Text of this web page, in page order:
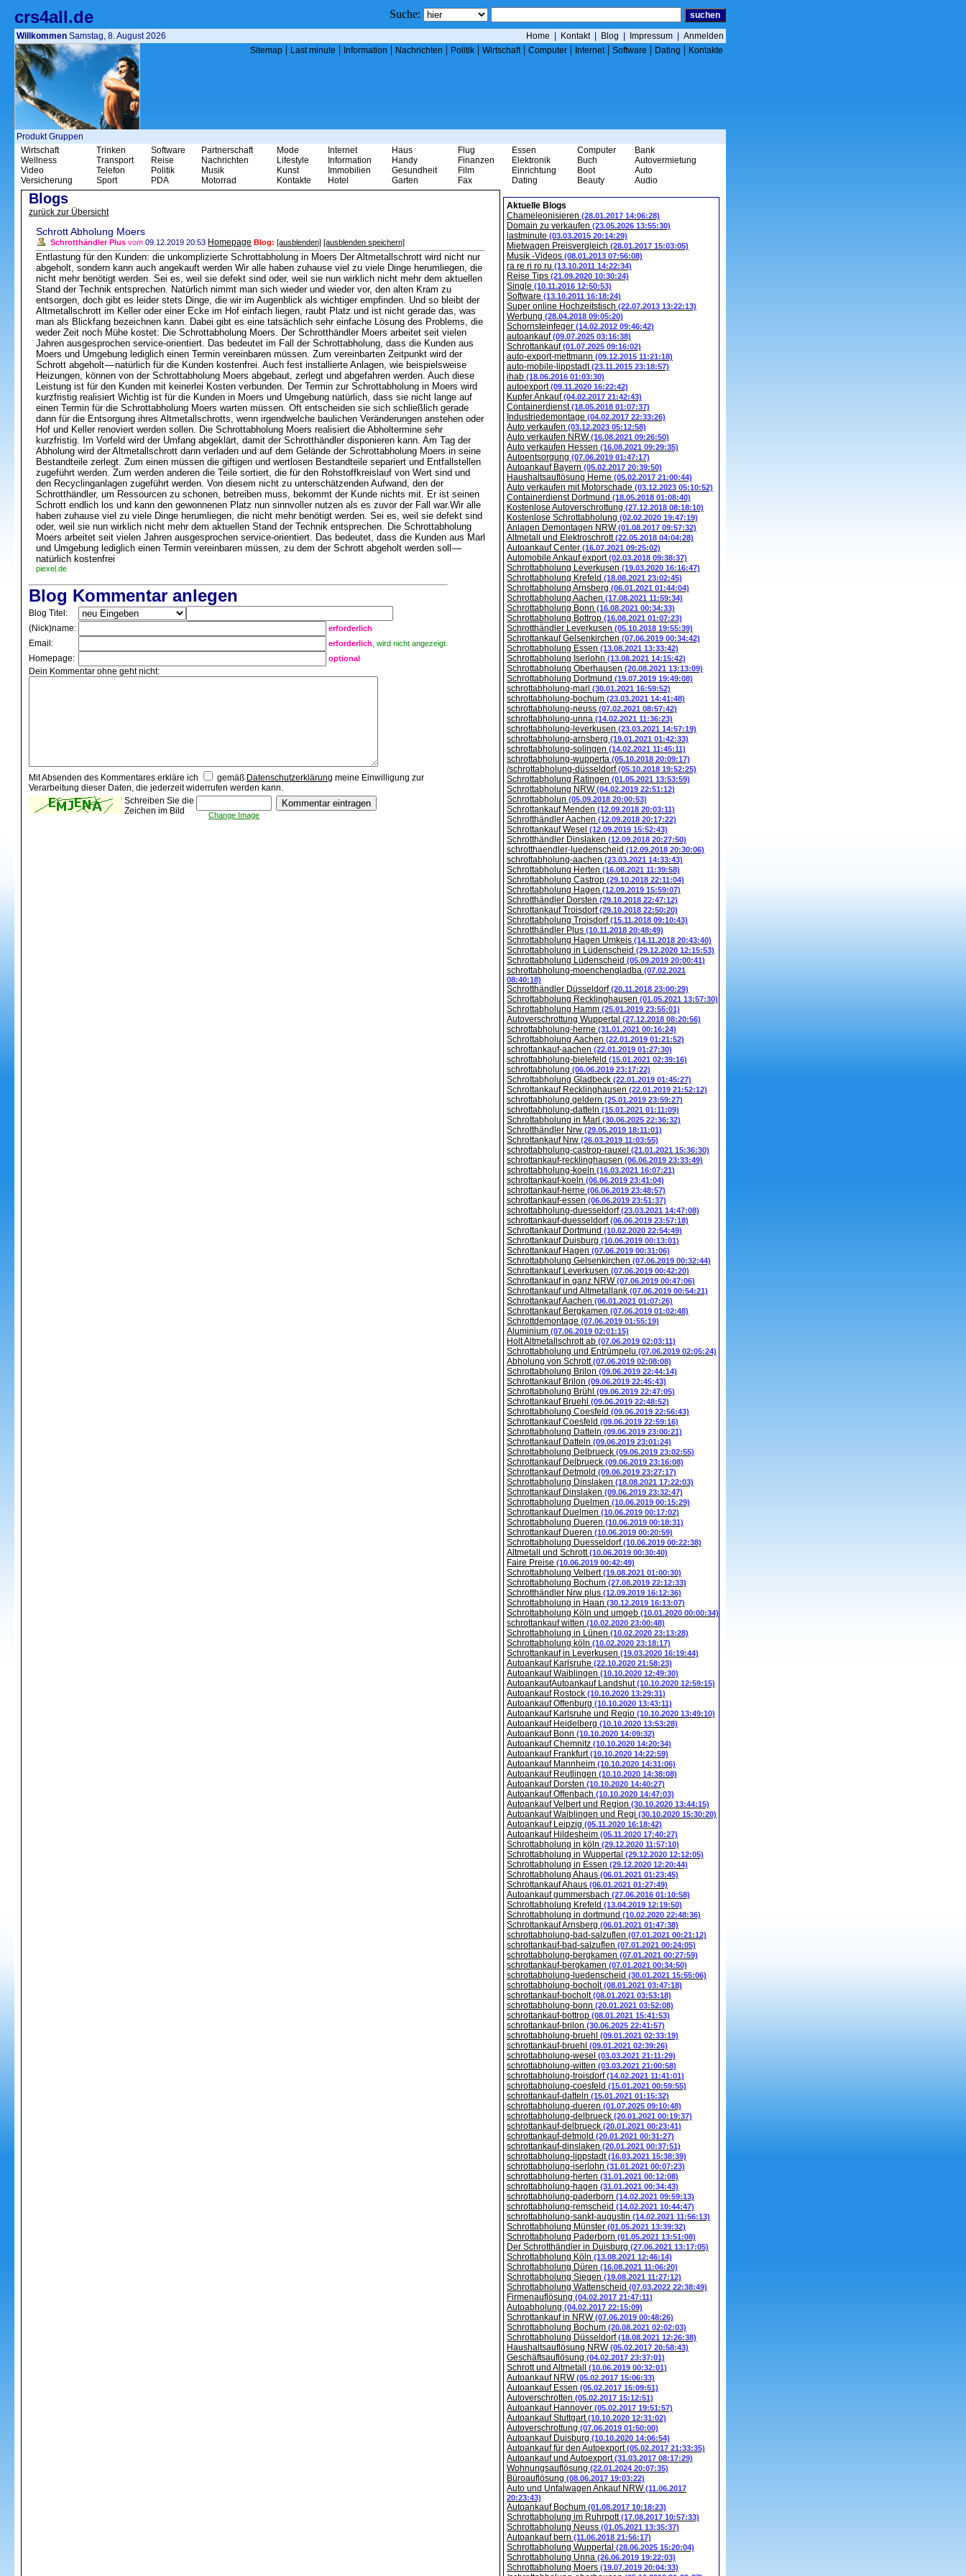
crs4all.de Suche:
Willkommen Samstag, 8. August 2026 Home Kontakt| Blog Impressum
Anmelden
Sitemap | Last minute | Information | Nachrichten | Politik | Wirtschaft| Computer | Internet| Software | Dating | Kontakte
Produkt Gruppen
Wirtschaft
Wellness
Video
Versicherung
Trinken
Transport
Telefon
Sport
Software
Reise
Politik
PDA
Partnerschaft
Nachrichten
Musik
Motorrad
Mode
Lifestyle
Kunst
Kontakte
Internet
Information
Immobilien
Hotel
Haus
Handy
Gesundheit
Garten
Flug
Finanzen
Film
Fax
Essen
Elektronik
Einrichtung
Dating
Computer
Buch
Boot
Beauty
Bank
Autovermietung
Auto
Audio
Blogs
zurück zur Übersicht
Schrott Abholung Moers
Schrotthändler Plus vom 09.12.2019 20:53 Homepage Blog: [ausblenden] [ausblenden speichern]
Entlastung für den Kunden: die unkomplizierte Schrottabholung in Moers Der Altmetallschrott wird nicht nur
abgeholt, sondern kann auch angekauft werden Wir alle haben zuhause viel zu viele Dinge herumliegen, die
nicht mehr benötigt werden. Sei es, weil sie defekt sind oder, weil sie nun wirklich nicht mehr dem aktuellen
Stand der Technik entsprechen. Natürlich nimmt man sich wieder und wieder vor, den alten Kram zu
entsorgen, doch gibt es leider stets Dinge, die wir im Augenblick als wichtiger empfinden. Und so bleibt der
Altmetallschrott im Keller oder einer Ecke im Hof einfach liegen, raubt Platz und ist nicht gerade das, was
man als Blickfang bezeichnen kann. Dabei gibt es eine tatsächlich sehr einfache Lösung des Problems, die
weder Zeit noch Mühe kostet: Die Schrottabholung Moers. Der Schrotthändler Moers arbeitet seit vielen
Jahren ausgesprochen service-orientiert. Das bedeutet im Fall der Schrottabholung, dass die Kunden aus
Moers und Umgebung lediglich einen Termin vereinbaren müssen. Zum vereinbarten Zeitpunkt wird der
Schrott abgeholt — natürlich für die Kunden kostenfrei. Auch fest installierte Anlagen, wie beispielsweise
Heizungen, können von der Schrottabholung Moers abgebaut, zerlegt und abgefahren werden. Auch diese
Leistung ist für den Kunden mit keinerlei Kosten verbunden. Der Termin zur Schrottabholung in Moers wird
kurzfristig realisiert Wichtig ist für die Kunden in Moers und Umgebung natürlich, dass sie nicht lange auf
einen Termin für die Schrottabholung Moers warten müssen. Oft entscheiden sie sich schließlich gerade
dann für die Entsorgung ihres Altmetallschrotts, wenn irgendwelche baulichen Veränderungen anstehen oder
Hof und Keller renoviert werden sollen. Die Schrottabholung Moers realisiert die Abholtermine sehr
kurzfristig. Im Vorfeld wird der Umfang abgeklärt, damit der Schrotthändler disponieren kann. Am Tag der
Abholung wird der Altmetallschrott dann verladen und auf dem Gelände der Schrottabholung Moers in seine
Bestandteile zerlegt. Zum einen müssen die giftigen und wertlosen Bestandteile separiert und Entfallstellen
zugeführt werden. Zum werden anderen die Teile sortiert, die für den Rohstoffkreislauf von Wert sind und
den Recyclinganlagen zugeführt werden. Von diesem nicht zu unterschätzenden Aufwand, den der
Schrotthändler, um Ressourcen zu schonen, betreiben muss, bekommt der Kunde nichts mit. Er ist seinen
Schrott endlich los und kann den gewonnenen Platz nun sinnvoller nutzen als es zuvor der Fall war.Wir alle
haben zuhause viel zu viele Dinge herumliegen, die nicht mehr benötigt werden. Sei es, weil sie defekt sind
oder, weil sie nun wirklich nicht mehr dem aktuellen Stand der Technik entsprechen. Die Schrottabholung
Moers arbeitet seit vielen Jahren ausgesprochen service-orientiert. Das bedeutet, dass die Kunden aus Marl
und Umgebung lediglich einen Termin vereinbaren müssen, zu dem der Schrott abgeholt werden soll —
natürlich kostenfrei
piexel.de
Blog Kommentar anlegen
Blog Titel:
(Nick)name:
erforderlich
Email: erforderlich , wird nicht angezeigt.
Homepage: optional
Dein Kommentar ohne geht nicht:
Mit Absenden des Kommentares erkläre ich gemäß Datenschutzerklärung meine Einwilligung zur
Verarbeitung dieser Daten, die jederzeit widerrufen werden kann.
Schreiben Sie die
Zeichen im Bild
Change Image
Aktuelle Blogs
Chameleonisieren (28.01.2017 14:06:28)
Domain zu verkaufen (23.05.2026 13:55:30)
lastminute (03.03.2015 20:14:29)
Mietwagen Preisvergleich (28.01.2017 15:03:05)
Musik -Videos (08.01.2013 07:56:08)
ra re ri ro ru (13.10.2011 14:22:34)
Reise Tips (21.09.2020 10:30:24)
Single (10.11.2016 12:50:53)
Software (13.10.2011 16:18:24)
Super online Hochzeitstisch (22.07.2013 13:22:13)
Werbung (28.04.2018 09:05:20)
Schornsteinfeger (14.02.2012 09:46:42)
autoankauf(09.07.2025 03:16:38)
Schrottankauf(01.07.2025 09:16:02)
auto-export-mettmann (09.12.2015 11:21:18)
auto-mobile-lippstadt(23.11.2015 23:18:57)
ihab (18.06.2016 01:03:30)
autoexport(09.11.2020 16:22:42)
Kupfer Ankauf(04.02.2017 21:42:43)
Containerdienst(18.05.2018 01:07:37)
Industriedemontage (04.02.2017 22:33:26)
Auto verkaufen (03.12.2023 05:12:58)
Auto verkaufen NRW(16.08.2021 09:26:50)
Auto verkaufen Hessen (16.08.2021 09:29:35)
Autoentsorgung (07.06.2019 01:47:17)
Autoankauf Bayern (05.02.2017 20:39:50)
Haushaltsauflösung Herne (05.02.2017 21:00:44)
Auto verkaufen mit Motorschade (03.12.2023 05:10:52)
Containerdienst Dortmund (18.05.2018 01:08:40)
Kostenlose Autoverschrottung (27.12.2018 08:18:10)
Kostenlose Schrottabholung (02.02.2020 19:47:19)
Anlagen Demontagen NRW(01.08.2017 09:57:32)
Altmetall und Elektroschrott(22.05.2018 04:04:28)
Autoankauf Center (16.07.2021 09:25:02)
Automobile Ankauf export(02.03.2018 09:38:37)
Schrottabholung Leverkusen (19.03.2020 16:16:47)
Schrottabholung Krefeld (18.08.2021 23:02:45)
Schrottabholung Arnsberg (06.01.2021 01:44:04)
Schrottabholung Aachen (17.08.2021 11:59:34)
Schrottabholung Bonn (16.08.2021 00:34:33)
Schrottabholung Bottrop (16.08.2021 01:07:23)
Schrotthändler Leverkusen (05.10.2018 19:55:39)
Schrottankauf Gelsenkirchen (07.06.2019 00:34:42)
Schrottabholung Essen (13.08.2021 13:33:42)
Schrottabholung Iserlohn (13.08.2021 14:15:42)
Schrottabholung Oberhausen (20.08.2021 13:13:09)
Schrottabholung Dortmund (19.07.2019 19:49:08)
schrottabholung-marl (30.01.2021 16:59:52)
schrottabholung-bochum (23.03.2021 14:41:48)
schrottabholung-neuss (07.02.2021 08:57:42)
schrottabholung-unna (14.02.2021 11:36:23)
schrottabholung-leverkusen (23.03.2021 14:57:19)
schrottabholung-arnsberg (19.01.2021 01:42:33)
schrottabholung-solingen (14.02.2021 11:45:11)
schrottabholung-wupperta (05.10.2018 20:09:17)
/schrottabholung-düsseldorf(05.10.2018 19:52:25)
Schrottabholung Ratingen (01.05.2021 13:53:59)
Schrottabholung NRW(04.02.2019 22:51:12)
Schrottabholun (05.09.2018 20:00:53)
Schrottankauf Menden (12.09.2018 20:03:11)
Schrotthändler Aachen (12.09.2018 20:17:22)
Schrottankauf Wesel (12.09.2019 15:52:43)
Schrotthändler Dinslaken (12.09.2018 20:27:50)
schrotthaendler-luedenscheid (12.09.2018 20:30:06)
schrottabholung-aachen (23.03.2021 14:33:43)
Schrottabholung Herten (16.08.2021 11:39:58)
Schrottabholung Castrop (29.10.2018 22:11:04)
Schrottabholung Hagen (12.09.2019 15:59:07)
Schrotthändler Dorsten (29.10.2018 22:47:12)
Schrottankauf Troisdorf(29.10.2018 22:50:20)
Schrottabholung Troisdorf(15.11.2018 09:10:43)
Schrotthändler Plus (10.11.2018 20:48:49)
Schrottabholung Hagen Umkeis (14.11.2018 20:43:40)
Schrottabholung in Lüdenscheid (29.12.2020 12:15:53)
Schrottabholung Lüdenscheid (05.09.2019 20:00:41)
schrottabholung-moenchengladba (07.02.2021
08:40:18)
Schrotthändler Düsseldorf(20.11.2018 23:00:29)
Schrottabholung Recklinghausen (01.05.2021 13:57:30)
Schrottabholung Hamm (25.01.2019 23:55:01)
Autoverschrottung Wuppertal (27.12.2018 08:20:56)
schrottabholung-herne (31.01.2021 00:16:24)
Schrottabholung Aachen (22.01.2019 01:21:52)
schrottankauf-aachen (22.01.2019 01:27:30)
schrottabholung-bielefeld (15.01.2021 02:39:16)
schrottabholung (06.06.2019 23:17:22)
Schrottabholung Gladbeck (22.01.2019 01:45:27)
Schrottankauf Recklinghausen (22.01.2019 21:52:12)
schrottabholung geldern (25.01.2019 23:59:27)
schrottabholung-datteln (15.01.2021 01:11:09)
Schrottabholung in Marl (30.06.2025 22:36:32)
Schrotthändler Nrw (29.05.2019 18:11:01)
Schrottankauf Nrw (26.03.2019 11:03:55)
schrottabholung-castrop-rauxel (21.01.2021 15:36:30)
schrottankauf-recklinghausen (06.06.2019 23:33:49)
schrottabholung-koeln (16.03.2021 16:07:21)
schrottankauf-koeln (06.06.2019 23:41:04)
schrottankauf-herne (06.06.2019 23:48:57)
schrottankauf-essen (06.06.2019 23:51:37)
schrottabholung-duesseldorf(23.03.2021 14:47:08)
schrottankauf-duesseldorf(06.06.2019 23:57:18)
Schrottankauf Dortmund (10.02.2020 22:54:49)
Schrottankauf Duisburg (10.06.2019 00:13:01)
Schrottankauf Hagen (07.06.2019 00:31:06)
Schrottabholung Gelsenkirchen (07.06.2019 00:32:44)
Schrottankauf Leverkusen (07.06.2019 00:42:20)
Schrottankauf in ganz NRW(07.06.2019 00:47:06)
Schrottankauf und Altmetallank (07.06.2019 00:54:21)
Schrottankauf Aachen (06.01.2021 01:07:26)
Schrottankauf Bergkamen (07.06.2019 01:02:48)
Schrottdemontage (07.06.2019 01:55:19)
Aluminium (07.06.2019 02:01:15)
Holt Altmetallschrott ab (07.06.2019 02:03:11)
Schrottabholung und Entrümpelu (07.06.2019 02:05:24)
Abholung von Schrott(07.06.2019 02:08:08)
Schrottabholung Brilon (09.06.2019 22:44:14)
Schrottankauf Brilon (09.06.2019 22:45:43)
Schrottabholung Brühl (09.06.2019 22:47:05)
Schrottankauf Bruehl (09.06.2019 22:48:52)
Schrottabholung Coesfeld (09.06.2019 22:56:43)
Schrottankauf Coesfeld (09.06.2019 22:59:16)
Schrottabholung Datteln (09.06.2019 23:00:21)
Schrottankauf Datteln (09.06.2019 23:01:24)
Schrottabholung Delbrueck (09.06.2019 23:02:55)
Schrottankauf Delbrueck (09.06.2019 23:16:08)
Schrottankauf Detmold (09.06.2019 23:27:17)
Schrottabholung Dinslaken (18.08.2021 17:22:03)
Schrottankauf Dinslaken (09.06.2019 23:32:47)
Schrottabholung Duelmen (10.06.2019 00:15:29)
Schrottankauf Duelmen (10.06.2019 00:17:02)
Schrottabholung Dueren (10.06.2019 00:18:31)
Schrottankauf Dueren (10.06.2019 00:20:59)
Schrottabholung Duesseldorf(10.06.2019 00:22:38)
Altmetall und Schrott(10.06.2019 00:30:40)
Faire Preise (10.06.2019 00:42:49)
Schrottabholung Velbert(19.08.2021 01:00:30)
Schrottabholung Bochum (27.08.2019 22:12:33)
Schrotthändler Nrw plus (12.09.2019 16:12:36)
Schrottabholung in Haan (30.12.2019 16:13:07)
Schrottabholung Köln und umgeb (10.01.2020 00:00:34)
schrottankauf witten (10.02.2020 23:00:48)
Schrottabholung in Lünen (10.02.2020 23:13:28)
Schrottabholung köln (10.02.2020 23:18:17)
Schrottankauf in Leverkusen (19.03.2020 16:19:44)
Autoankauf Karlsruhe (22.10.2020 21:58:23)
Autoankauf Waiblingen (10.10.2020 12:49:30)
AutoankaufAutoankauf Landshut(10.10.2020 12:59:15)
Autoankauf Rostock (10.10.2020 13:29:31)
Autoankauf Offenburg (10.10.2020 13:43:11)
Autoankauf Karlsruhe und Regio (10.10.2020 13:49:10)
Autoankauf Heidelberg (10.10.2020 13:53:28)
Autoankauf Bonn (10.10.2020 14:09:32)
Autoankauf Chemnitz (10.10.2020 14:20:34)
Autoankauf Frankfurt(10.10.2020 14:22:59)
Autoankauf Mannheim (10.10.2020 14:31:06)
Autoankauf Reutlingen (10.10.2020 14:38:08)
Autoankauf Dorsten (10.10.2020 14:40:27)
Autoankauf Offenbach (10.10.2020 14:47:03)
Autoankauf Velbert und Region (30.10.2020 13:44:15)
Autoankauf Waiblingen und Regi (30.10.2020 15:30:20)
Autoankauf Leipzig (05.11.2020 16:18:42)
Autoankauf Hildesheim (05.11.2020 17:40:27)
Schrottabholung in köln (29.12.2020 11:57:10)
Schrottabholung in Wuppertal (29.12.2020 12:12:05)
Schrottabholung in Essen (29.12.2020 12:20:44)
Schrottabholung Ahaus (06.01.2021 01:23:45)
Schrottankauf Ahaus (06.01.2021 01:27:49)
Autoankauf gummersbach (27.06.2016 01:10:58)
Schrottabholung Krefeld (13.04.2019 12:19:50)
Schrottabholung in dortmund (10.02.2020 22:48:36)
Schrottankauf Arnsberg (06.01.2021 01:47:38)
schrottabholung-bad-salzuflen (07.01.2021 00:21:12)
schrottankauf-bad-salzuflen (07.01.2021 00:24:05)
schrottabholung-bergkamen (07.01.2021 00:27:59)
schrottankauf-bergkamen (07.01.2021 00:34:50)
schrottabholung-luedenscheid (30.01.2021 15:55:06)
schrottabholung-bocholt(08.01.2021 03:47:18)
schrottankauf-bocholt(08.01.2021 03:53:18)
schrottabholung-bonn (20.01.2021 03:52:08)
schrottankauf-bottrop (08.01.2021 15:41:53)
schrottankauf-brilon (30.06.2025 22:41:57)
schrottabholung-bruehl (09.01.2021 02:33:19)
schrottankauf-bruehl (09.01.2021 02:39:26)
schrottabholung-wesel (03.03.2021 21:11:29)
schrottabholung-witten (03.03.2021 21:00:58)
schrottabholung-troisdorf(14.02.2021 11:41:01)
schrottabholung-coesfeld (15.01.2021 00:59:55)
schrottankauf-datteln (15.01.2021 01:15:32)
schrottabholung-dueren (01.07.2025 09:10:48)
schrottabholung-delbrueck (20.01.2021 00:19:37)
schrottankauf-delbrueck (20.01.2021 00:23:41)
schrottankauf-detmold (20.01.2021 00:31:27)
schrottankauf-dinslaken (20.01.2021 00:37:51)
schrottabholung-lippstadt(16.03.2021 15:38:39)
schrottabholung-iserlohn (31.01.2021 00:07:23)
schrottabholung-herten (31.01.2021 00:12:08)
schrottabholung-hagen (31.01.2021 00:34:43)
schrottabholung-paderborn (14.02.2021 09:59:13)
schrottabholung-remscheid (14.02.2021 10:44:47)
schrottabholung-sankt-augustin (14.02.2021 11:56:13)
Schrottabholung Münster (01.05.2021 13:39:32)
Schrottabholung Paderborn (01.05.2021 13:51:08)
Der Schrotthändler in Duisburg (27.06.2021 13:17:05)
Schrottabholung Köln (13.08.2021 12:46:14)
Schrottabholung Düren (16.08.2021 11:06:20)
Schrottabholung Siegen (19.08.2021 11:27:12)
Schrottabholung Wattenscheid (07.03.2022 22:38:49)
Firmenauflösung (04.02.2017 21:47:11)
Autoabholung (04.02.2017 22:15:09)
Schrottankauf in NRW(07.06.2019 00:48:26)
Schrottabholung Bochum (20.08.2021 02:02:03)
Schrottabholung Düsseldorf(18.08.2021 12:26:38)
Haushaltsauflösung NRW(05.02.2017 20:58:43)
Geschäftsauflösung (04.02.2017 23:37:01)
Schrott und Altmetall (10.06.2019 00:32:01)
Autoankauf NRW(05.02.2017 15:06:33)
Autoankauf Essen (05.02.2017 15:09:51)
Autoverschrotten (05.02.2017 15:12:51)
Autoankauf Hannover (05.02.2017 19:51:57)
Autoankauf Stuttgart(10.10.2020 12:31:02)
Autoverschrottung (07.06.2019 01:50:00)
Autoankauf Duisburg (10.10.2020 14:06:54)
Autoankauf für den Autoexport(05.02.2017 21:33:35)
Autoankauf und Autoexport(31.03.2017 08:17:29)
Wohnungsauflösung (22.01.2024 20:07:35)
Büroauflösung (08.06.2017 19:03:22)
Auto und Unfalwagen Ankauf NRW(11.06.2017
20:23:43)
Autoankauf Bochum (01.08.2017 10:18:23)
Schrottabholung im Ruhrpott(17.08.2017 10:57:33)
Schrottabholung Neuss (01.05.2021 13:35:37)
Autoankauf bern (11.06.2018 21:56:17)
Schrottabholung Wuppertal (28.06.2025 15:20:04)
Schrottabholung Unna (26.06.2019 19:22:03)
Schrottabholung Moers (19.07.2019 20:04:33)